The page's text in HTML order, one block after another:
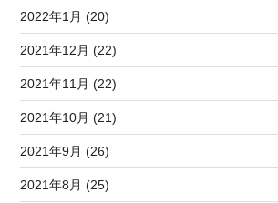
2022年1月 (20)
2021年12月 (22)
2021年11月 (22)
2021年10月 (21)
2021年9月 (26)
2021年8月 (25)